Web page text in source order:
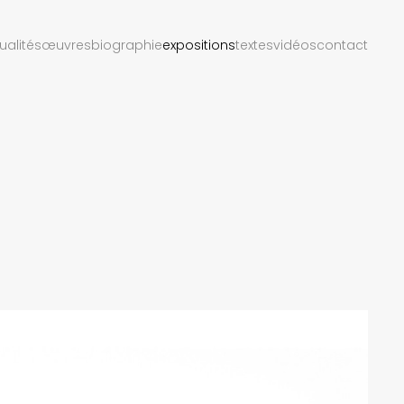
œuvresbiographieexpositionstextesvidéoscontact